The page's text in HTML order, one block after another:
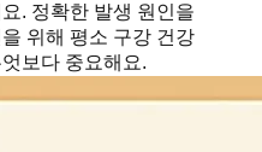
. 정확한 발생 원인을
위해 평소 구강 건강
보다 중요해요.